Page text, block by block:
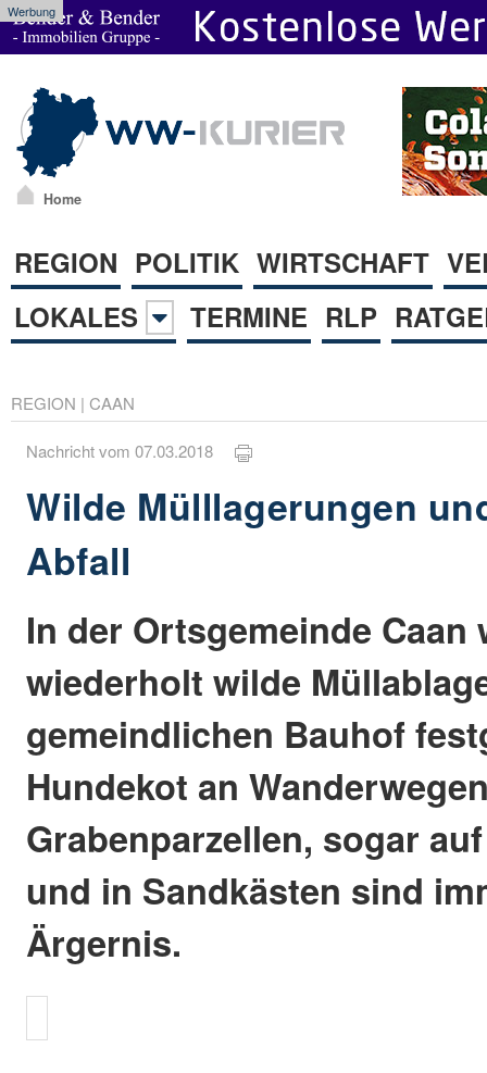
Werbung
Home
REGION POLITIK WIRTSCHAFT
LOKALES
TERMINE RLP
REGION | CAAN
Nachricht vom 07.03.2018
Wilde Mülllagerungen
Abfall
In der Ortsgemeinde Caan
wiederholt wilde
gemeindlichen Bauhof
Hundekot an
Grabenparzellen, sogar
und in Sandkästen sind
Ärgernis.